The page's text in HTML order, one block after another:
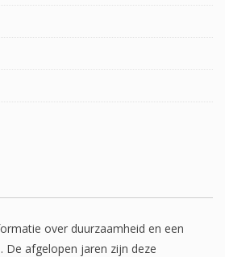
over duurzaamheid en een
De afgelopen jaren zijn deze